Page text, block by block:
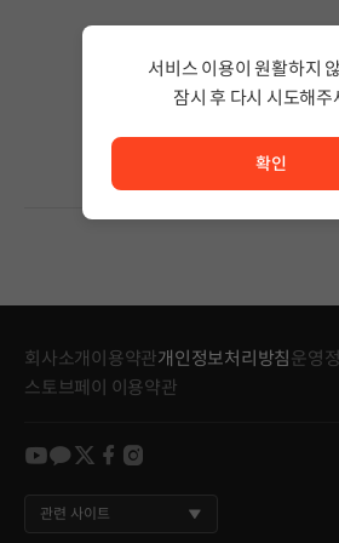
검색어의 단어 수를 줄이거나 필터조
회사소개이용약관개인정보처리방침 운영
스토브페이 이용약관
youtube
kakao
twitter
facebook
instagram
관련 사이트
서비스 이용이 원활하지
잠시 후 다시 시도해주
확인